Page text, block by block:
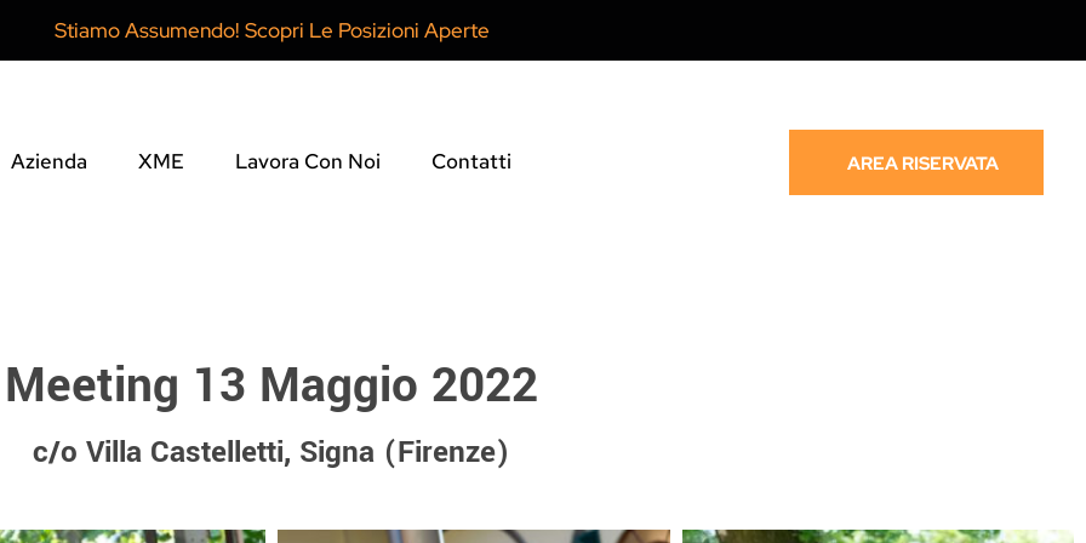
Stiamo Assumendo! Scopri Le Posizioni Aperte
Azienda XME Lavora Con Noi Contatti AREA RISERVATA
Meeting 13 Maggio 2022
c/o Villa Castelletti, Signa (Firenze)